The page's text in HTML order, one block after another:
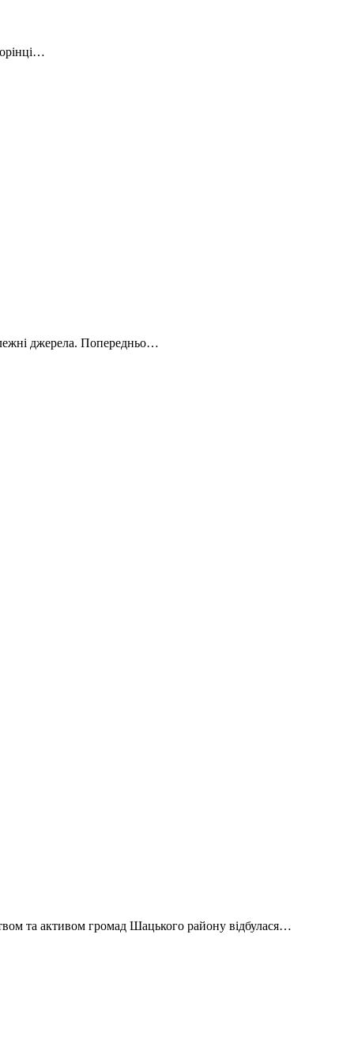
джерела. Попередньо…
та активом громад Шацького району відбулася…